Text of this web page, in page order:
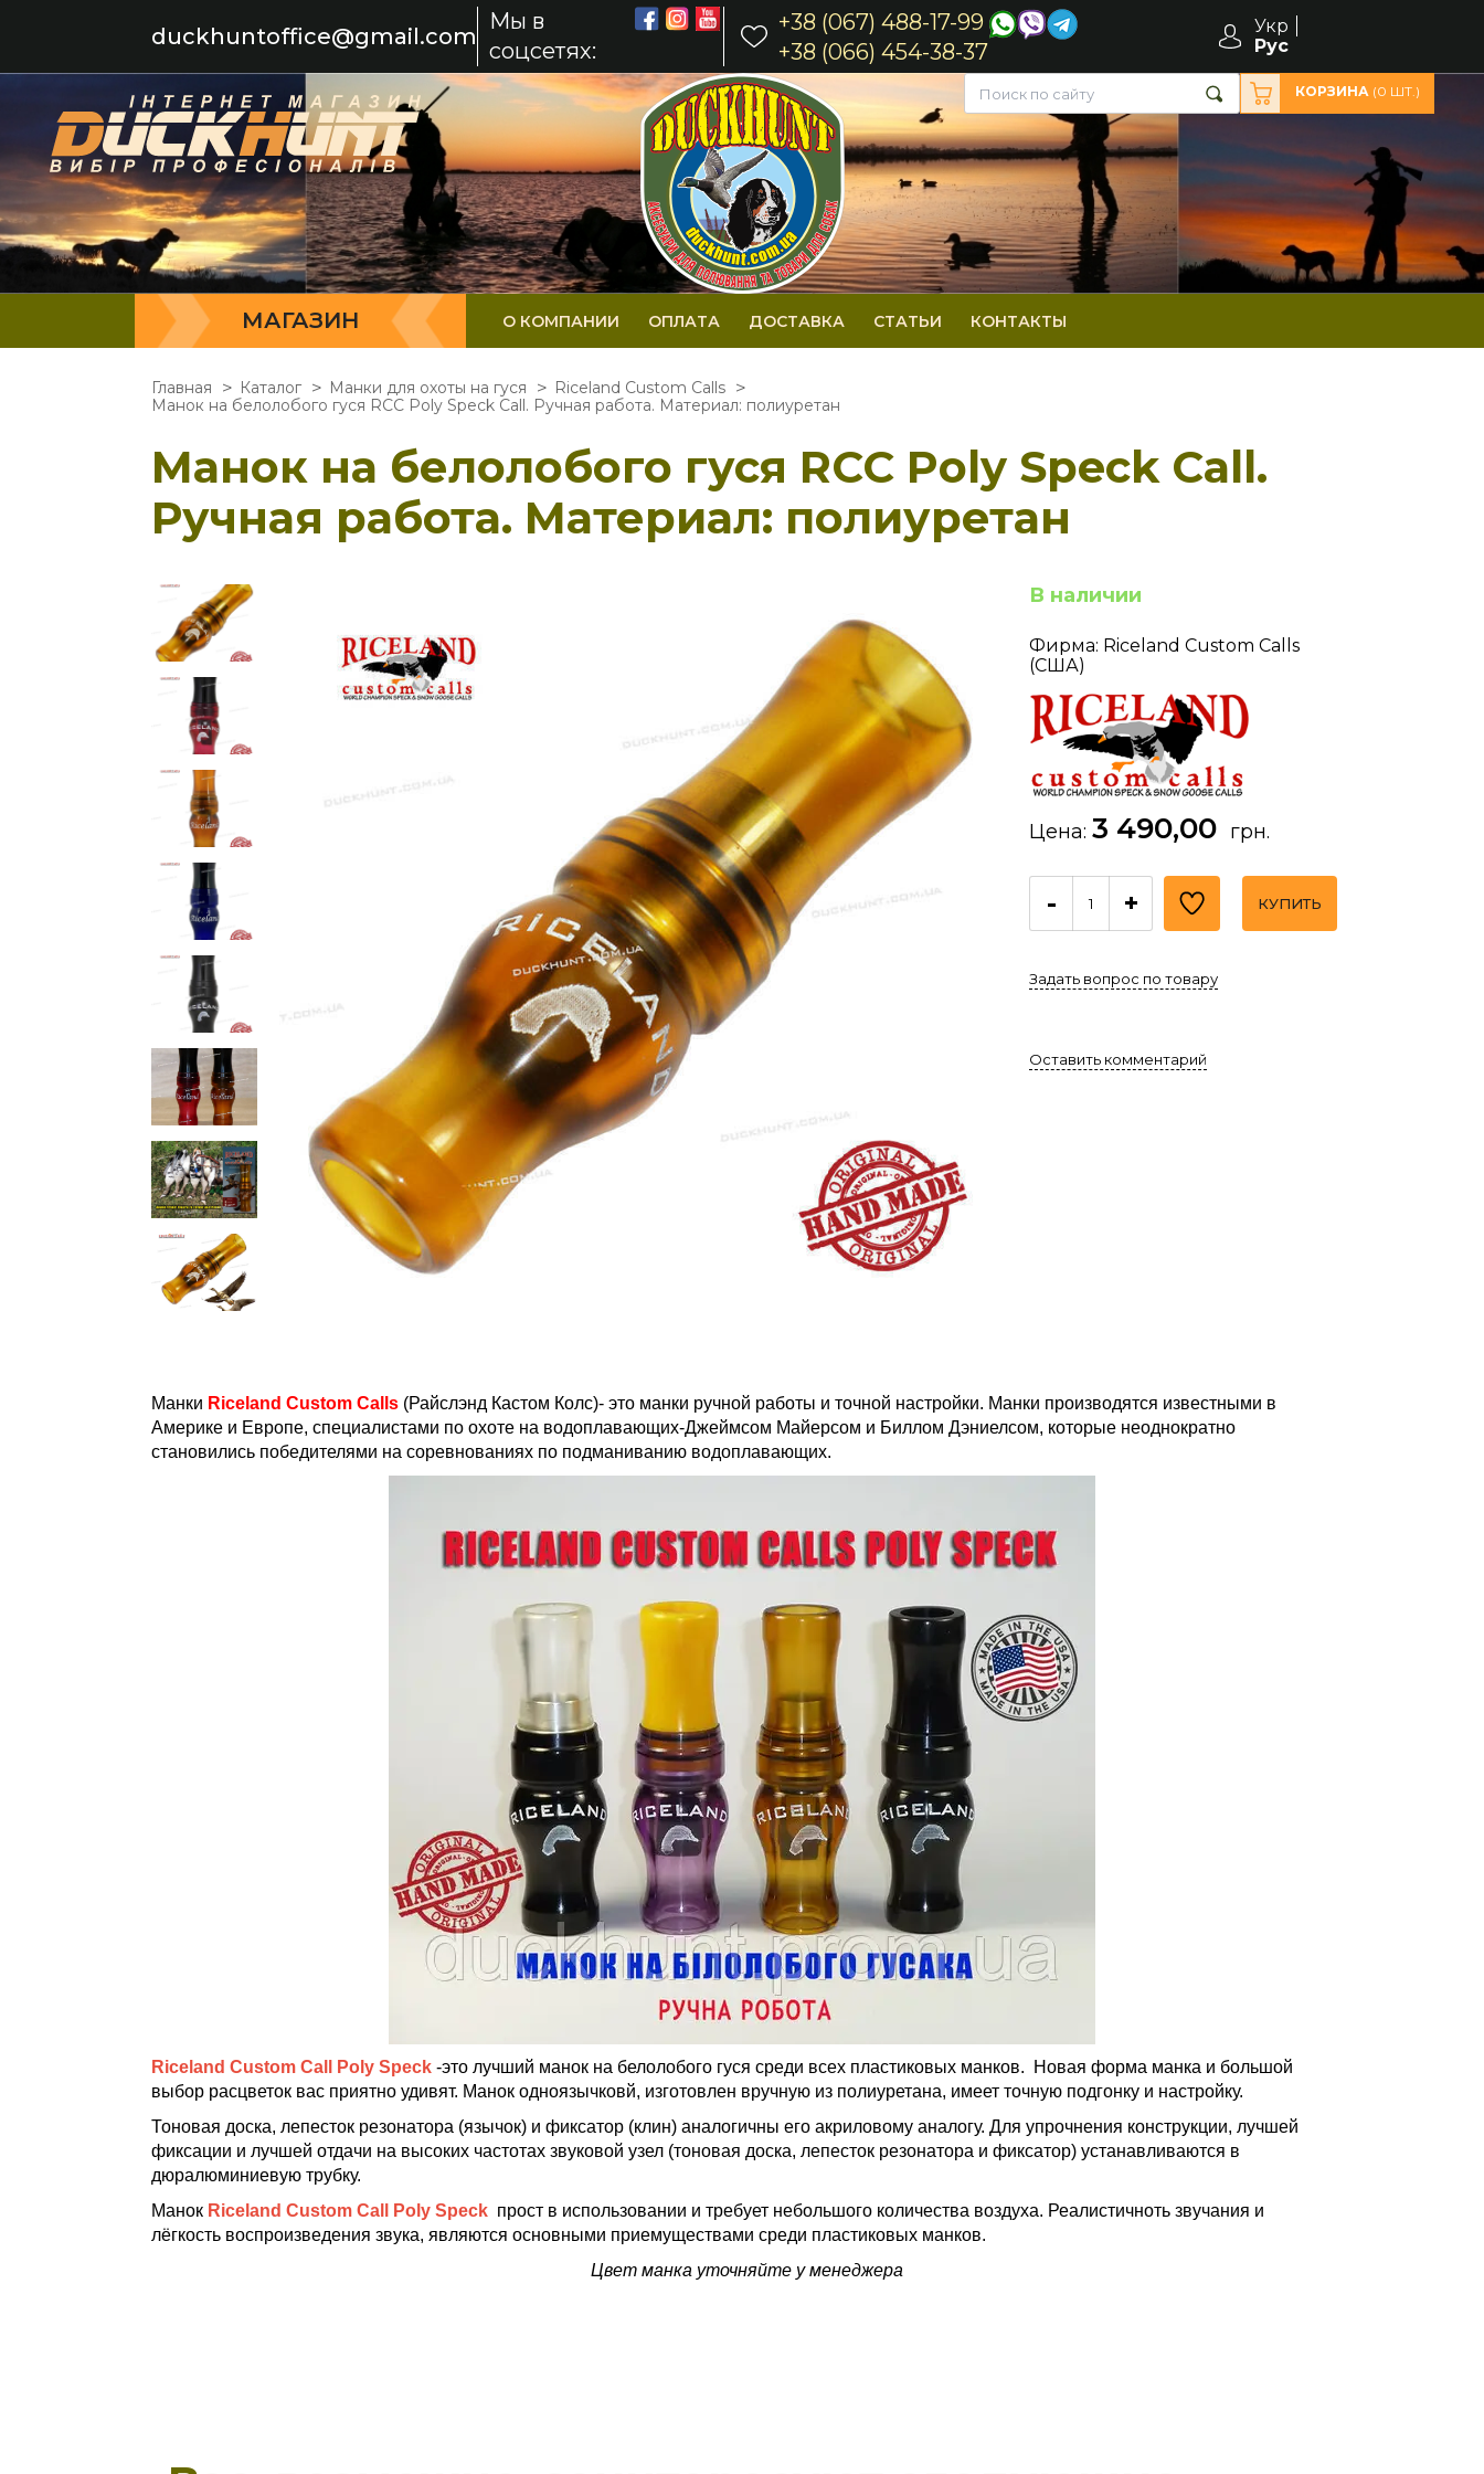
duckhuntoffice@gmail.com
Мы в
соцсетях:
+38 (067) 488-17-99
+38 (066) 454-38-37
Укр
Рус
КОРЗИНА (0 ШТ.)
МАГАЗИН О КОМПАНИИ ОПЛАТА ДОСТАВКА СТАТЬИ КОНТАКТЫ
Главная Каталог Манки для охоты на гуся
Riceland Custom Calls
Манок на белолобого гуся RСС Poly Speck Call. Ручная работа. Материал: полиуретан
Манок на белолобого гуся RСС Poly Speck Call.
Ручная работа. Материал: полиуретан
В наличии
Фирма: Riceland Custom Calls
(США)
Цена: 3 490,00 грн.
- + КУПИТЬ
Задать вопрос по товару
Оставить комментарий
Манки Riceland Custom Calls (Райслэнд Кастом Колс)- это манки ручной работы и точной настройки. Манки производятся известными в
Америке и Европе, специалистами по охоте на водоплавающих-Джеймсом Майерсом и Биллом Дэниелсом, которые неоднократно
становились победителями на соревнованиях по подманиванию водоплавающих.
Riceland Custom Call Poly Speck -это лучший манок на белолобого гуся среди всех пластиковых манков.
Новая форма манка и большой
выбор расцветок вас приятно удивят. Манок одноязычковй, изготовлен вручную из полиуретана, имеет точную подгонку и настройку.
Тоновая доска, лепесток резонатора (язычок) и фиксатор (клин) аналогичны его акриловому аналогу. Для упрочнения конструкции, лучшей
фиксации и лучшей отдачи на высоких частотах звуковой узел (тоновая доска, лепесток резонатора и фиксатор) устанавливаются в
дюралюминиевую трубку.
Манок Riceland Custom Call Poly Speck прост в использовании и требует небольшого количества воздуха. Реалистичноть звучания и
лёгкость воспроизведения звука, являются основными приемуществами среди пластиковых манков.
Цвет манка уточняйте у менеджера